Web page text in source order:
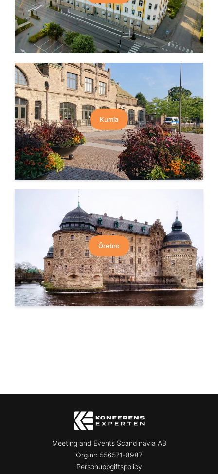
Kumla
Örebro
Meeting and Events Scandinavia AB
Org.nr: 556571-8987
Personuppgiftspolicy